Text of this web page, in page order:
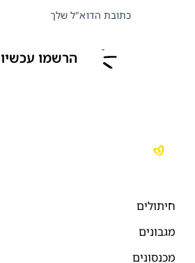
כתובת הדוא"ל שלך
הרשמו עכשיו
חיתולים
מגבונים
מכנסונים